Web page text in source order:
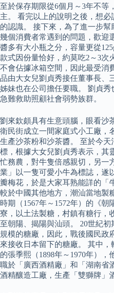
至於保存期限從6個月～3年不等
主。 看完以上的說明之後，想
的認識。 接下來，為了進一步
幾個消費者常遇到的問題，歡迎
醬多有大小瓶之分，容量更從
款式因份量恰好，約莫吃2～3次
不會佔據冰箱空間，因此最受消
品由大女兒劉貞秀接任董事長、
姊妹也在公司擔任要職。 劉貞
急難救助照顧社會弱勢族群。
劉來欽頗具有生意頭腦，眼看沙
衛民街成立一間家庭式小工廠，
生產沙茶粉和沙茶醬。 至於今
標，根據大女兒劉貞秀表示，其
忙務農，對牛隻倍感親切，另一
業」以一隻可愛小牛為標誌，遂
瓣梅花，於是大家耳熟能詳的「
較於中國其他地方，潮汕當地製
時期（1567年～1572年）的《
寮，以土法製糖，村鎮有糖行，
至朝陽、揭陽與汕頭。 20世紀
規模的糖廠，因此，戰後國民政
來接收日本留下的糖廠。 其中
的張季熙（1898年～1970年）
職於「廣西酒精廠」和「湖南省
酒精釀造工廠，生產「雙獅牌」